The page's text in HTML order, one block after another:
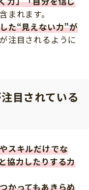
まれます。
た“見えない力”が
注目されるように
目されている
スキルだけでな
協力したりする力
かってもあきらめ